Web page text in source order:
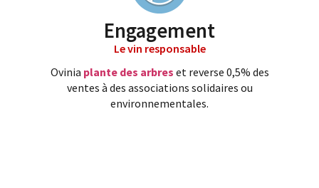
Engagement
Le vin responsable
Ovinia plante des arbres et reverse 0,5% des
ventes à des associations solidaires ou
environnementales.